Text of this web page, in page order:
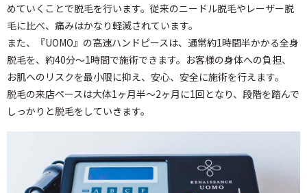
めていくことで脱毛を行います。従来のニードル脱毛やレーザー脱
毛に比べ、痛みはかなり軽減されています。
また、『UOMO』の高速ハンドピースは、通常約1時間半かかる全身
脱毛を、約40分～1時間で施術できます。お客様の身体への負担、
お肌へのリスクを最小限に抑え、安心、安全に施術を行えます。
脱毛の来店ペースは大体1ヶ月半～2ヶ月に1回となり、段階を踏んで
しっかりと脱毛をしていきます。